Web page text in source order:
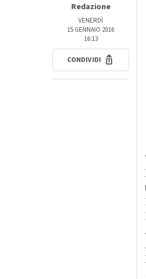
Redazione
VENERDÌ
15 GENNAIO 2016
16:13
CONDIVIDI